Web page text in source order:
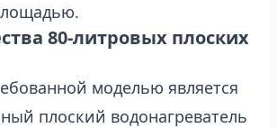
80-литровых плоских
моделью является
плоский водонагреватель